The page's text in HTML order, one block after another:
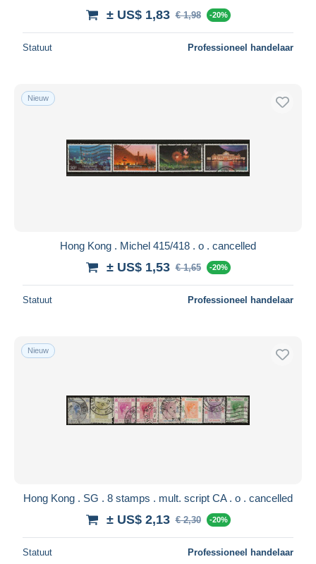
± US$ 1,83 € 1,98 -20%
Statuut Professioneel handelaar
Nieuw
Hong Kong . Michel 415/418 . o . cancelled
± US$ 1,53 € 1,65 -20%
Statuut Professioneel handelaar
Nieuw
Hong Kong . SG . 8 stamps . mult. script CA . o . cancelled
± US$ 2,13 € 2,30 -20%
Statuut Professioneel handelaar